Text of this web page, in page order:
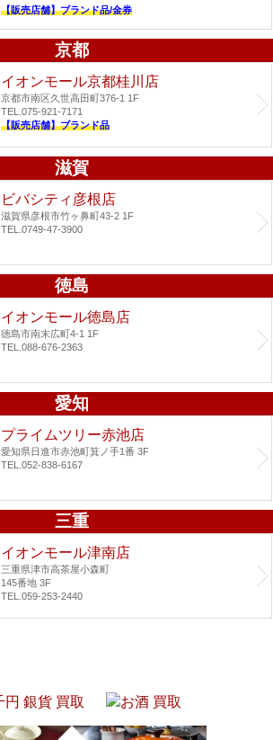
【販売店舗】ブランド品/金券
京都
イオンモール京都桂川店
京都市南区久世高田町376-1 1F
TEL.075-921-7171
【販売店舗】ブランド品
滋賀
ビバシティ彦根店
滋賀県彦根市竹ヶ鼻町43-2 1F
TEL.0749-47-3900
徳島
イオンモール徳島店
徳島市南末広町4-1 1F
TEL.088-676-2363
愛知
プライムツリー赤池店
愛知県日進市赤池町箕ノ手1番 3F
TEL.052-838-6167
三重
イオンモール津南店
三重県津市高茶屋小森町
145番地 3F
TEL.059-253-2440